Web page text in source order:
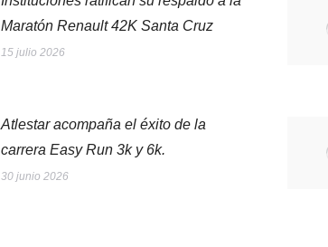
Maratón Renault 42K Santa Cruz
15 julio 2026
Atlestar acompaña el éxito de la
carrera Easy Run 3k y 6k.
30 junio 2026